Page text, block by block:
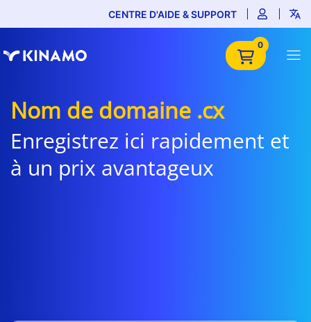
CENTRE D'AIDE & SUPPORT
0
Nom de domaine .cx
Enregistrez ici rapidement et
à un prix avantageux